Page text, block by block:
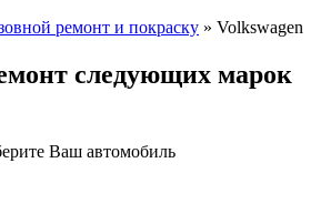
ремонт и покраску » Volkswagen
следующих марок
Ваш автомобиль